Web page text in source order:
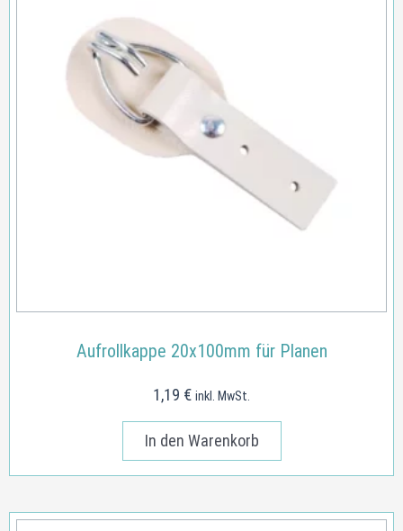
Aufrollkappe 20x100mm für Planen
1,19 € inkl. MwSt.
In den Warenkorb